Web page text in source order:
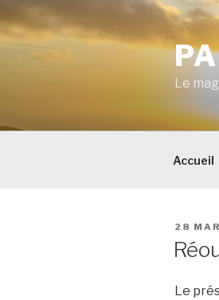
Aller
au
contenu
Le
Accueil
PUBLIÉ
28
Le